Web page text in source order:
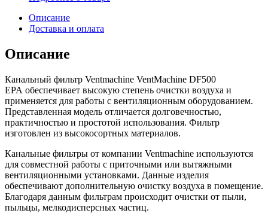
Описание
Доставка и оплата
Описание
Канальный фильтр Ventmachine VentMachine DF500
EPA обеспечивает высокую степень очистки воздуха и
применяется для работы с вентиляционным оборудованием.
Представленная модель отличается долговечностью,
практичностью и простотой использования. Фильтр
изготовлен из высокосортных материалов.
Канальные фильтры от компании Ventmachine используются
для совместной работы с приточными или вытяжными
вентиляционными установками. Данные изделия
обеспечивают дополнительную очистку воздуха в помещение.
Благодаря данным фильтрам происходит очистки от пыли,
пыльцы, мелкодисперсных частиц.